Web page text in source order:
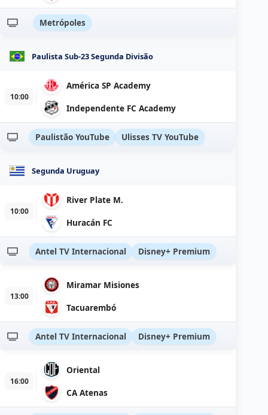
Metrópoles
Paulista Sub-23 Segunda Divisão
10:00
América SP Academy
Independente FC Academy
Paulistão YouTube Ulisses TV YouTube
Segunda Uruguay
10:00
River Plate M.
Huracán FC
Antel TV Internacional Disney+ Premium
13:00
Miramar Misiones
Tacuarembó
Antel TV Internacional Disney+ Premium
16:00
Oriental
CA Atenas